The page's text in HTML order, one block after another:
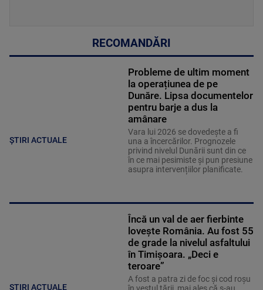
RECOMANDĂRI
ȘTIRI ACTUALE
Probleme de ultim moment
la operațiunea de pe
Dunăre. Lipsa documentelor
pentru barje a dus la
amânare
Vara lui 2026 se dovedește a fi
una a încercărilor. Prognozele
privind nivelul Dunării sunt din ce
în ce mai pesimiste și pun presiune
asupra intervențiilor planificate.
ȘTIRI ACTUALE
Încă un val de aer fierbinte
lovește România. Au fost 55
de grade la nivelul asfaltului
în Timișoara. „Deci e
teroare”
A fost a patra zi de foc și cod roșu